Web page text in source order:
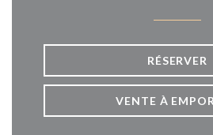
RÉSERVER
VENTE À